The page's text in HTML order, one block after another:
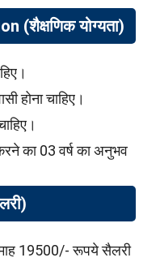
(शैक्षणिक योग्यता)
होना चाहिए।
का 03 वर्ष का अनुभव
19500/- रूपये सैलरी